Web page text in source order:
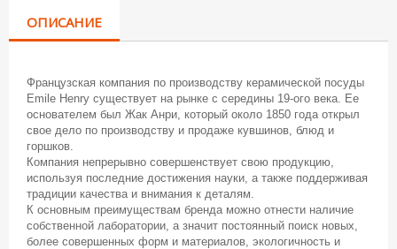
ОПИСАНИЕ
Французская компания по производству керамической посуды
Emile Henry существует на рынке с середины 19-ого века. Ее
основателем был Жак Анри, который около 1850 года открыл
свое дело по производству и продаже кувшинов, блюд и
горшков.
Компания непрерывно совершенствует свою продукцию,
используя последние достижения науки, а также поддерживая
традиции качества и внимания к деталям.
К основным преимуществам бренда можно отнести наличие
собственной лаборатории, а значит постоянный поиск новых,
более совершенных форм и материалов, экологичность и